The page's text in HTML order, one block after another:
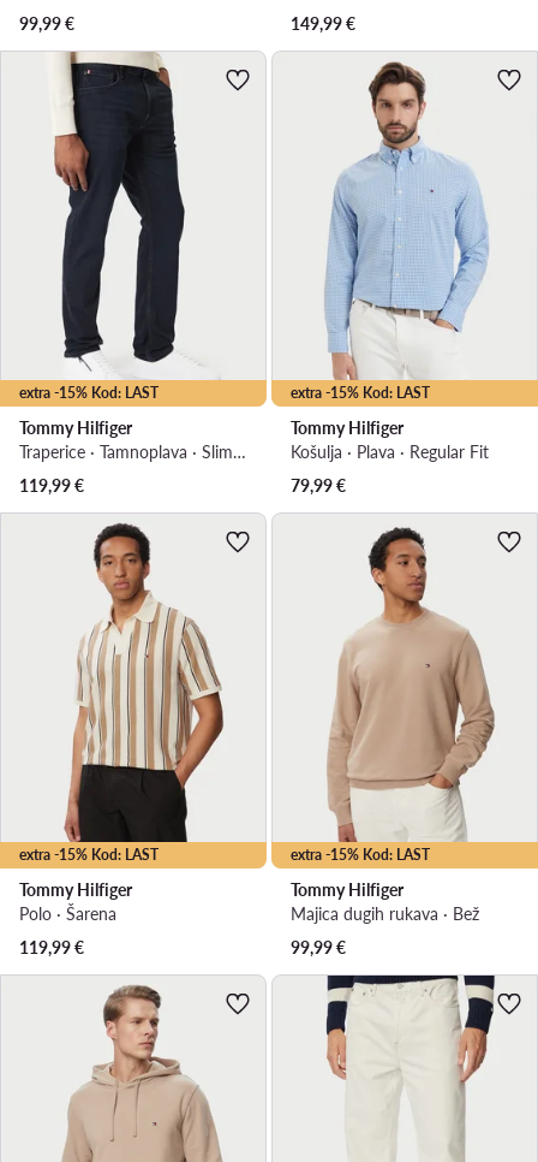
99,99€
149,99€
extra -15% Kod: LAST
Tommy Hilfiger
Traperice · Tamnoplava · Slim Fit
119,99€
extra -15% Kod: LAST
Tommy Hilfiger
Košulja · Plava · Regular Fit
79,99€
extra -15% Kod: LAST
Tommy Hilfiger
Polo · Šarena
119,99€
extra -15% Kod: LAST
Tommy Hilfiger
Majica dugih rukava · Bež
99,99€